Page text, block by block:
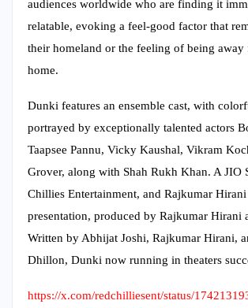
audiences worldwide who are finding it
relatable, evoking a feel-good factor that
their homeland or the feeling of being away
home.
Dunki features an ensemble cast, with
portrayed by exceptionally talented actors
Taapsee Pannu, Vicky Kaushal, Vikram
Grover, along with Shah Rukh Khan. A JIO
Chillies Entertainment, and Rajkumar
presentation, produced by Rajkumar Hirani
Written by Abhijat Joshi, Rajkumar Hirani,
Dhillon, Dunki now running in theaters
https://x.com/redchilliesent/status/